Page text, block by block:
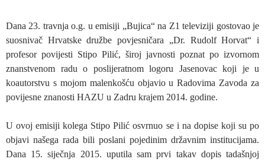
Dana 23. travnja o.g. u emisiji „Bujica“ na Z1 televiziji gostovao je
suosnivač Hrvatske družbe povjesničara „Dr. Rudolf Horvat“ i
profesor povijesti Stipo Pilić, široj javnosti poznat po izvornom
znanstvenom radu o poslijeratnom logoru Jasenovac koji je u
koautorstvu s mojom malenkošću objavio u Radovima Zavoda za
povijesne znanosti HAZU u Zadru krajem 2014. godine.
U ovoj emisiji kolega Stipo Pilić osvrnuo se i na dopise koji su po
objavi našega rada bili poslani pojedinim državnim institucijama.
Dana 15. siječnja 2015. uputila sam prvi takav dopis tadašnjoj